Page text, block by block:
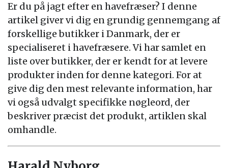
Er du på jagt efter en havefræser? I denne
artikel giver vi dig en grundig gennemgang af
forskellige butikker i Danmark, der er
specialiseret i havefræsere. Vi har samlet en
liste over butikker, der er kendt for at levere
produkter inden for denne kategori. For at
give dig den mest relevante information, har
vi også udvalgt specifikke nøgleord, der
beskriver præcist det produkt, artiklen skal
omhandle.